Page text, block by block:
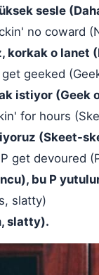
sesle
no coward
korkak o lanet
geeked
istiyor (Geek
for hours
(Skeet-
get devoured
bu P
slatty)
slatty).